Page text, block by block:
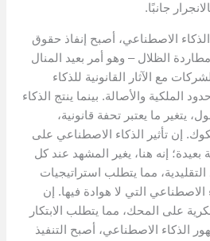
جانبًا.
الاصطناعي، أصبح إنفاذ حقوق
الظلال – وهو أمر بعيد المنال
مع الآثار القانونية للذكاء
الملكية والأصالة. بينما ينتج الذكاء
يتغير ما يعتبر تحفة قانونية،
إن تأثير الذكاء الاصطناعي على
إنه هنا، يغير المشهد عند كل
مما يتطلب استراتيجيات
الاصطناعي التي لا هوادة فيها. إن
على المحك، مما يتطلب الابتكار
الذكاء الاصطناعي، أصبح التنفيذ